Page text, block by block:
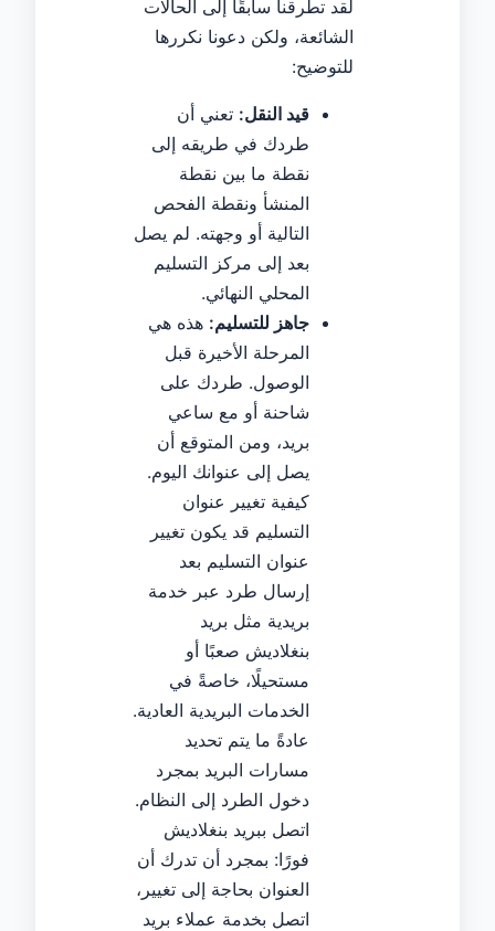
لقد تطرقنا سابقًا إلى الحالات
الشائعة، ولكن دعونا نكررها
للتوضيح:
قيد النقل: تعني أن
طردك في طريقه إلى
نقطة ما بين نقطة
المنشأ ونقطة الفحص
التالية أو وجهته. لم يصل
بعد إلى مركز التسليم
المحلي النهائي.
جاهز للتسليم: هذه هي
المرحلة الأخيرة قبل
الوصول. طردك على
شاحنة أو مع ساعي
بريد، ومن المتوقع أن
يصل إلى عنوانك اليوم.
كيفية تغيير عنوان
التسليم قد يكون تغيير
عنوان التسليم بعد
إرسال طرد عبر خدمة
بريدية مثل بريد
بنغلاديش صعبًا أو
مستحيلًا، خاصةً في
الخدمات البريدية العادية.
عادةً ما يتم تحديد
مسارات البريد بمجرد
دخول الطرد إلى النظام.
اتصل ببريد بنغلاديش
فورًا: بمجرد أن تدرك أن
العنوان بحاجة إلى تغيير،
اتصل بخدمة عملاء بريد